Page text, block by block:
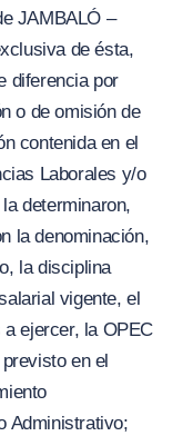
JAMBALÓ –
de ésta,
diferencia por
o de omisión de
contenida en el
Laborales y/o
determinaron,
la denominación,
la disciplina
vigente, el
ejercer, la OPEC
en el
Administrativo;